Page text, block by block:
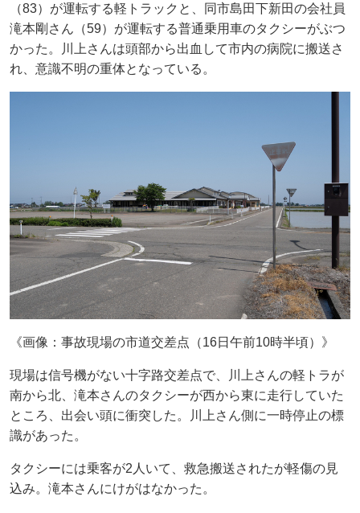
（83）が運転する軽トラックと、同市島田下新田の会社員
滝本剛さん（59）が運転する普通乗用車のタクシーがぶつ
かった。川上さんは頭部から出血して市内の病院に搬送さ
れ、意識不明の重体となっている。
《画像：事故現場の市道交差点（16日午前10時半頃）》
現場は信号機がない十字路交差点で、川上さんの軽トラが
南から北、滝本さんのタクシーが西から東に走行していた
ところ、出会い頭に衝突した。川上さん側に一時停止の標
識があった。
タクシーには乗客が2人いて、救急搬送されたが軽傷の見
込み。滝本さんにけがはなかった。